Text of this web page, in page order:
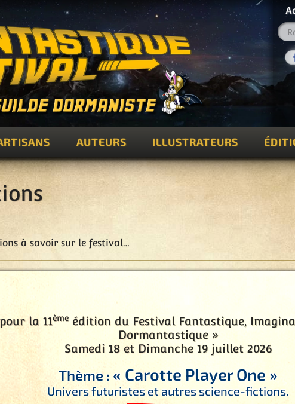
AUTEURS ILLUSTRATEURS
à savoir sur le festival…
la 11èmeédition du Festival Fantastique,
Dormantastique »
Samedi 18 et Dimanche 19 juillet 2026
Thème :« Carotte Player One »
Univers futuristes et autres science-fictions.